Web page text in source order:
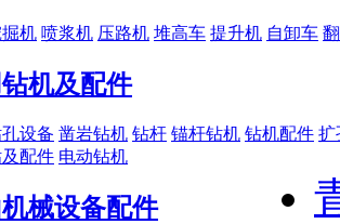
机 喷浆机 压路机 堆高车 提升机 自卸车
机及配件
设备 凿岩钻机 钻杆 锚杆钻机 钻机配件 扩
配件 电动钻机
械设备配件